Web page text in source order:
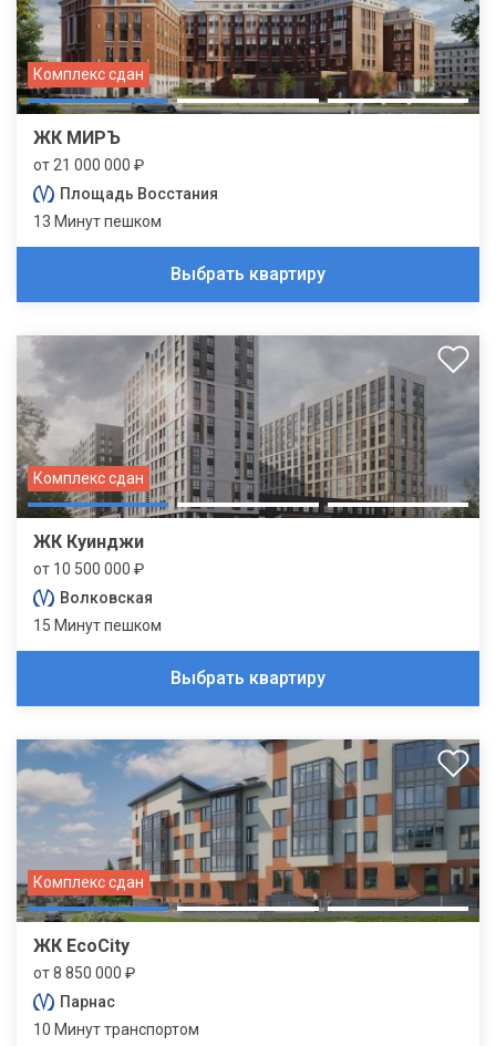
Комплекс сдан
ЖК МИРЪ
от 21 000 000 ₽
Площадь Восстания
13 Минут пешком
Выбрать квартиру
Комплекс сдан
ЖК Куинджи
от 10 500 000 ₽
Волковская
15 Минут пешком
Выбрать квартиру
Комплекс сдан
ЖК EcoCity
от 8 850 000 ₽
Парнас
10 Минут транспортом